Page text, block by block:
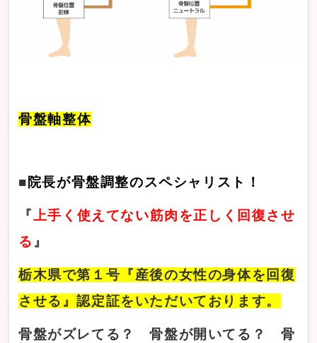
骨盤軸整体
■ 院長が骨盤調整のスペシャリスト！
『上手く使えてない筋肉を正しく回復させ
る 』
栃木県で第１号『産後の女性の身体を回復
させる』認定証をいただいております。
骨盤がズレてる？ 骨盤が開いてる？ 骨